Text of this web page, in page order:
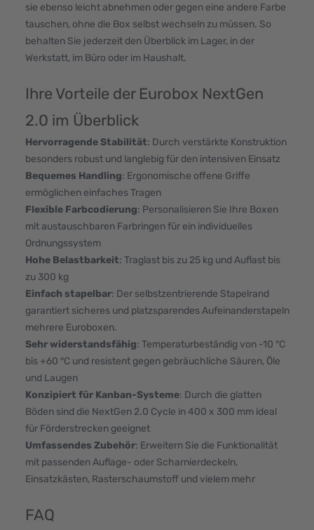
sie ebenso leicht abnehmen oder gegen eine andere Farbe
tauschen, ohne die Box selbst wechseln zu müssen. So
behalten Sie jederzeit den Überblick im Lager, in der
Werkstatt, im Büro oder im Haushalt.
Ihre Vorteile der Eurobox NextGen
2.0 im Überblick
Hervorragende Stabilität: Durch verstärkte Konstruktion
besonders robust und langlebig für den intensiven Einsatz
Bequemes Handling: Ergonomische offene Griffe
ermöglichen einfaches Tragen
Flexible Farbcodierung: Personalisieren Sie Ihre Boxen
mit austauschbaren Farbringen für ein individuelles
Ordnungssystem
Hohe Belastbarkeit: Traglast bis zu 25 kg und Auflast bis
zu 300 kg
Einfach stapelbar: Der selbstzentrierende Stapelrand
garantiert sicheres und platzsparendes Aufeinanderstapeln
mehrere Euroboxen.
Sehr widerstandsfähig: Temperaturbeständig von -10 °C
bis +60 °C und resistent gegen gebräuchliche Säuren, Öle
und Laugen
Konzipiert für Kanban-Systeme: Durch die glatten
Böden sind die NextGen 2.0 Cycle in 400 x 300 mm ideal
für Förderstrecken geeignet
Umfassendes Zubehör: Erweitern Sie die Funktionalität
mit passenden Auflage- oder Scharnierdeckeln,
Einsatzkästen, Rasterschaumstoff und vielem mehr
FAQ